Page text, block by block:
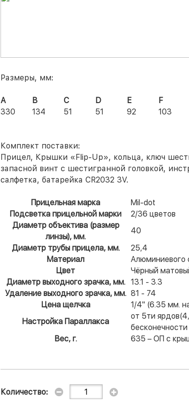
Размеры, мм:
А В С D E F
330
134 51 51 92 103
Комплект поставки:
Прицел, Крышки «Flip-Up», кольца, ключ
запасной винт с шестигранной головкой,
салфетка, батарейка CR2032 3V.
Прицельная марка
Mil-dot
Подсветка прицельной марки
2/36 цветов
Диаметр объектива (размер
линзы), мм.
40
Диаметр трубы прицела, мм.
25,4
Материал
Алюминиевого
Цвет
Чёрный
Диаметр выходного зрачка, мм.
13.1 - 3.3
Удаление выходного зрачка, мм. 81 - 74
Цена щелчка
1/4" (6.35 мм.
Настройка Параллакса
от 5ти
бесконечности
Вес, г.
635 – ОП с
Количество: